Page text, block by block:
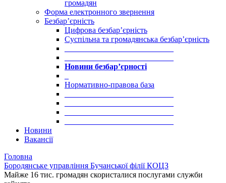
громадян
Форма електронного звернення
Безбар’єрність
Цифрова безбар’єрність
Суспільна та громадянська безбар’єрність
Новини безбар’єрності
Нормативно-правова база
Новини
Вакансії
Головна
Бородянське управління Бучанської філії КОЦЗ
Майже 16 тис. громадян скористалися послугами служби